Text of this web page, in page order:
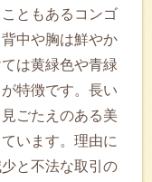
ともあるコンゴ
中や胸は鮮やか
は黄緑色や青緑
特徴です。長い
ごたえのある美
います。理由に
と不法な取引の